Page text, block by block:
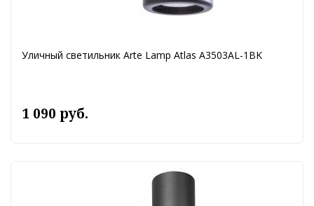
Уличный светильник Arte Lamp Atlas A3503AL-1BK
1 090 руб.